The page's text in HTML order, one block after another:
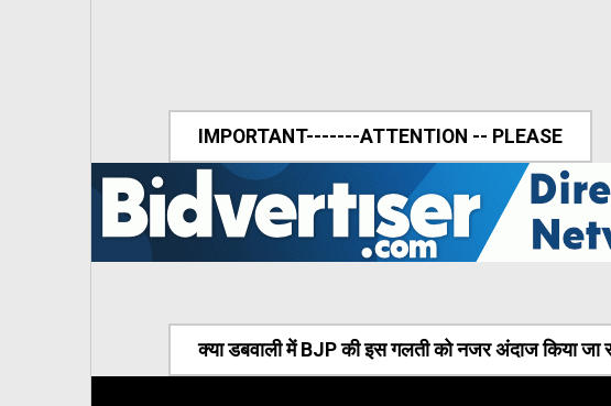
IMPORTANT-------ATTENTION -- PLEASE
क्या डबवाली में BJP की इस गलती को नजर अंदाज किया जा